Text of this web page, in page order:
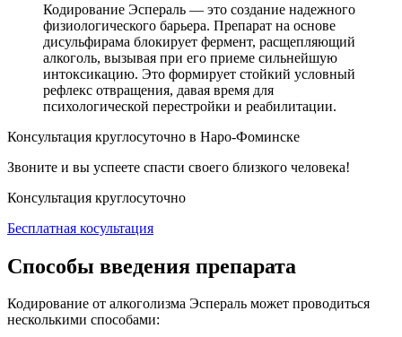
Кодирование Эспераль — это создание надежного
физиологического барьера. Препарат на основе
дисульфирама блокирует фермент, расщепляющий
алкоголь, вызывая при его приеме сильнейшую
интоксикацию. Это формирует стойкий условный
рефлекс отвращения, давая время для
психологической перестройки и реабилитации.
Консультация круглосуточно в Наро-Фоминске
Звоните и вы успеете спасти своего близкого человека!
Консультация круглосуточно
Бесплатная косультация
Способы введения препарата
Кодирование от алкоголизма Эспераль может проводиться
несколькими способами: